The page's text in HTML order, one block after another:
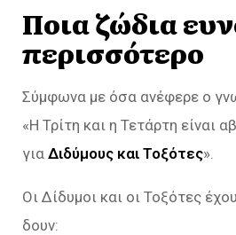
Ποια ζώδια
περισσότερο
Σύμφωνα με όσα ανέφερε ο
«Η Τρίτη και η Τετάρτη είναι
για Διδύμους και Τοξότες».
Οι Δίδυμοι και οι Τοξότες
δουν: